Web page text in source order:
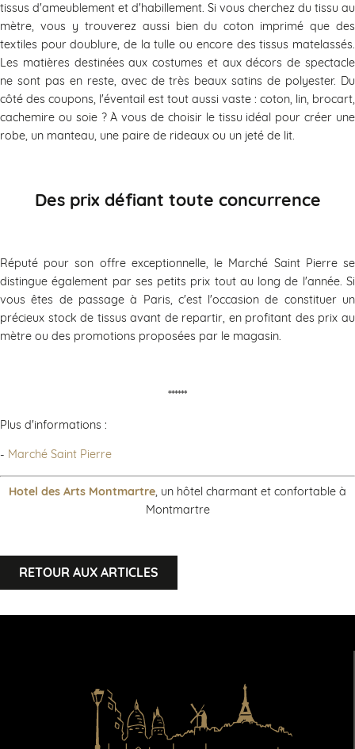
tissus d'ameublement et d'habillement. Si vous cherchez du tissu au
mètre, vous y trouverez aussi bien du coton imprimé que des
textiles pour doublure, de la tulle ou encore des tissus matelassés.
Les matières destinées aux costumes et aux décors de spectacle
ne sont pas en reste, avec de très beaux satins de polyester. Du
côté des coupons, l'éventail est tout aussi vaste : coton, lin, brocart,
cachemire ou soie ? À vous de choisir le tissu idéal pour créer une
robe, un manteau, une paire de rideaux ou un jeté de lit.
Des prix défiant toute concurrence
Réputé pour son offre exceptionnelle, le Marché Saint Pierre se
distingue également par ses petits prix tout au long de l'année. Si
vous êtes de passage à Paris, c'est l'occasion de constituer un
précieux stock de tissus avant de repartir, en profitant des prix au
mètre ou des promotions proposées par le magasin.
******
Plus d'informations :
- Marché Saint Pierre
Hotel des Arts Montmartre, un hôtel charmant et confortable à
Montmartre
RETOUR AUX ARTICLES